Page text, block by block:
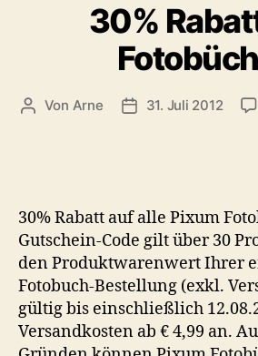
30%
Beitragsautor
Von Arne 31. Juli 2012
30% Rabatt auf alle Pixum
Gutschein-Code gilt über 30
den Produktwarenwert Ihrer
Fotobuch-Bestellung (exkl.
gültig bis einschließlich
Versandkosten ab € 4,99 an.